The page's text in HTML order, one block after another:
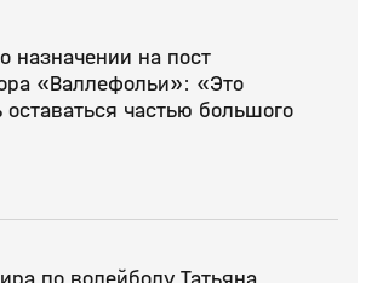
назначении на пост
«Валлефольи»: «Это
частью большого